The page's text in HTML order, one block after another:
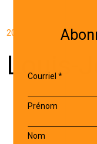
20 JANVIER 2023
Louis-
Courriel*
Prénom
Nom